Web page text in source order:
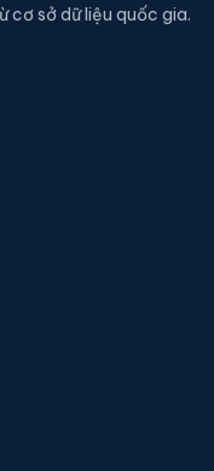
cơ sở dữ liệu quốc gia.